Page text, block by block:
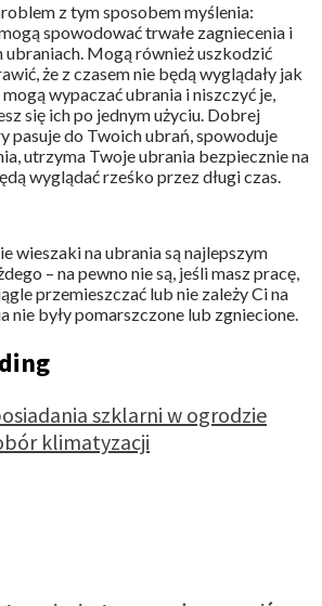
z tym sposobem myślenia:
spowodować trwałe zagniecenia i
ubraniach. Mogą również uszkodzić
że z czasem nie będą wyglądały jak
wypaczać ubrania i niszczyć je,
się ich po jednym użyciu. Dobrej
pasuje do Twoich ubrań, spowoduje
utrzyma Twoje ubrania bezpiecznie na
wyglądać rześko przez długi czas.
wieszaki na ubrania są najlepszym
– na pewno nie są, jeśli masz pracę,
przemieszczać lub nie zależy Ci na
nie były pomarszczone lub zgniecione.
szklarni w ogrodzie
klimatyzacji